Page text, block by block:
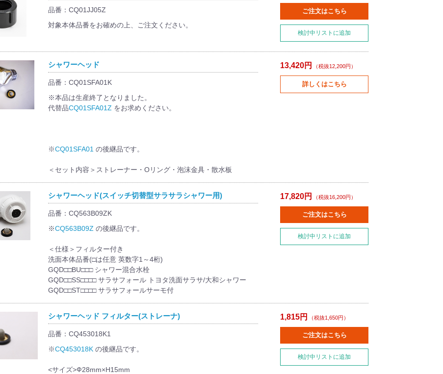
品番：CQ01JJ05Z
対象本体品番をお確めの上、ご注文ください。
ご注文はこちら
検討中リストに追加
シャワーヘッド
品番：CQ01SFA01K
※本品は生産終了となりました。
代替品CQ01SFA01Z をお求めください。
※CQ01SFA01 の後継品です。
＜セット内容＞ストレーナー・Oリング・泡沫金具・散水板
13,420円 （税抜12,200円）
詳しくはこちら
シャワーヘッド(スイッチ切替型サラサラシャワー用)
品番：CQ563B09ZK
※CQ563B09Z の後継品です。
＜仕様＞フィルター付き
洗面本体品番(□は任意 英数字1～4桁)
GQD□□BU□□□ シャワー混合水栓
GQD□□SS□□□□ サラサフォール トヨタ洗面サラサ/大和シャワー
GQD□□ST□□□□ サラサフォールサーモ付
17,820円 （税抜16,200円）
ご注文はこちら
検討中リストに追加
シャワーヘッド フィルター(ストレーナ)
品番：CQ453018K1
※CQ453018Kの後継品です。
<サイズ>Ф28mm×H15mm
1,815円 （税抜1,650円）
ご注文はこちら
検討中リストに追加